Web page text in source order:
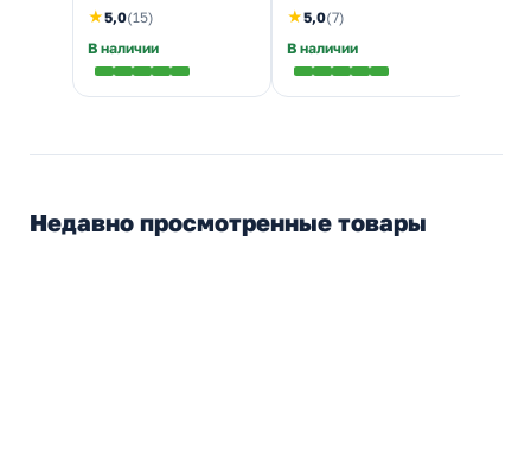
★5,0(15)
В наличии
★5,0(7)
В наличии
Недавно просмотренные товары